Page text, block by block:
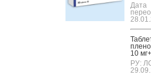
Дата
10
РУ: